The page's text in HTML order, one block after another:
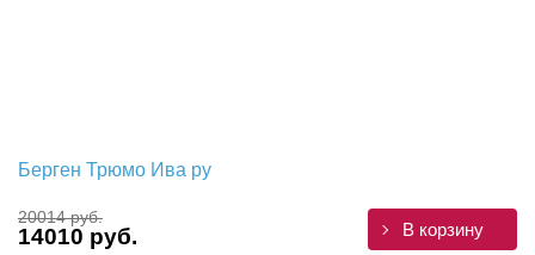
Берген Трюмо Ива ру
20014 руб.
14010 руб. В корзину